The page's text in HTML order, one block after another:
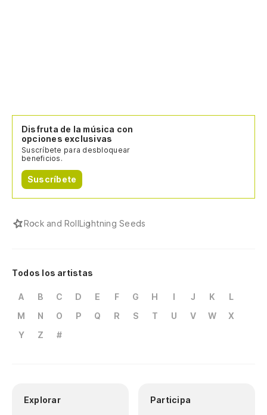
Disfruta de la música con
opciones exclusivas
Suscríbete para desbloquear
beneficios.
Suscríbete
Rock and RollLightning Seeds
Todos los artistas
A B C D E F G H I J K
L
M
N O P Q R S T U V W
X
Y
Z #
Explorar Participa